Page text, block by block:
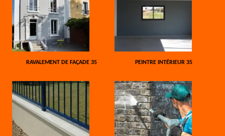
RAVALEMENT DE FAÇADE 35 PEINTRE INTÉRIEUR 35